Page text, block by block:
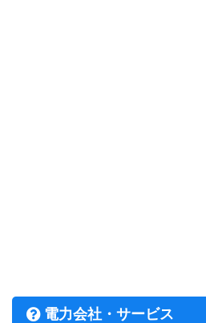
電力会社・サービス